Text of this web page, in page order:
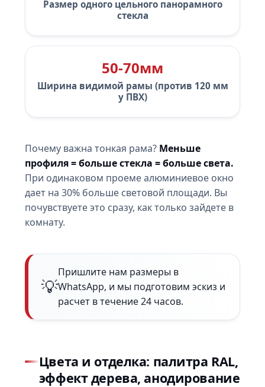
Размер одного цельного панорамного
стекла
50-70мм
Ширина видимой рамы (против 120 мм
у ПВХ)
Почему важна тонкая рама? Меньше
профиля = больше стекла = больше света.
При одинаковом проеме алюминиевое окно
дает на 30% больше световой площади. Вы
почувствуете это сразу, как только зайдете в
комнату.
Пришлите нам размеры в
WhatsApp, и мы подготовим эскиз и
расчет в течение 24 часов.
Цвета и отделка: палитра RAL,
эффект дерева, анодирование